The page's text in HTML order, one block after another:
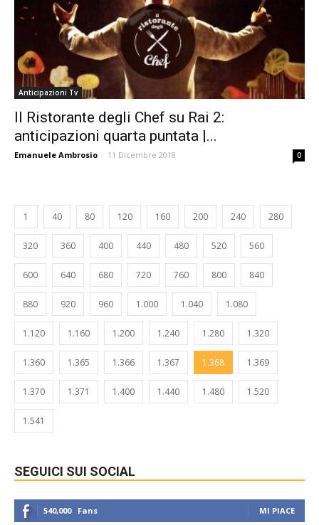
Anticipazioni Tv
Il Ristorante degli Chef su Rai 2:
anticipazioni quarta puntata |...
Emanuele Ambrosio - 11 Dicembre 2018 0
1 40 80 120 160 200 240 280
320 360 400 440 480 520 560
600 640 680 720 760 800 840
880 920 960 1.000 1.040 1.080
1.120 1.160 1.200 1.240 1.280 1.320
1.360 1.365 1.366 1.367 1.368 1.369
1.370 1.371 1.400 1.440 1.480 1.520
1.541
SEGUICI SUI SOCIAL
540,000 Fans MI PIACE